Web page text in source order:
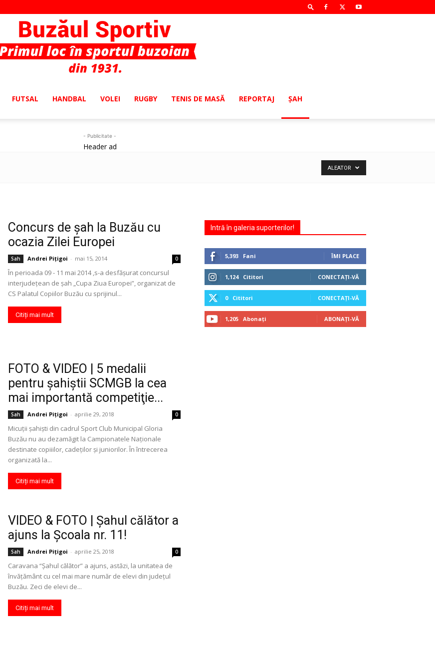
FUTSAL HANDBAL VOLEI RUGBY TENIS DE MASĂ REPORTAJ ŞAH
- Publicitate -
Header ad
ALEATOR
Concurs de șah la Buzău cu
ocazia Zilei Europei
Sah Andrei Pițigoi - mai 15, 2014 0
În perioada 09 - 11 mai 2014 ,s-a desfășurat concursul
interjudețean de șah „Cupa Ziua Europei”, organizat de
CS Palatul Copiilor Buzău cu sprijinul...
Citiți mai mult
FOTO & VIDEO | 5 medalii
pentru şahiştii SCMGB la cea
mai importantă competiţie...
Sah Andrei Pițigoi - aprilie 29, 2018 0
Micuţii şahişti din cadrul Sport Club Municipal Gloria
Buzău nu au dezamăgit la Campionatele Naţionale
destinate copiiilor, cadeţilor şi juniorilor. În întrecerea
organizată la...
Citiți mai mult
VIDEO & FOTO | Şahul călător a
ajuns la Şcoala nr. 11!
Sah Andrei Pițigoi - aprilie 25, 2018 0
Caravana “Şahul călător” a ajuns, astăzi, la unitatea de
învăţământ cu cel mai mare număr de elevi din judeţul
Buzău. Zeci de elevi de...
Citiți mai mult
Intră în galeria suporterilor!
5,393 Fani ÎMI PLACE
1,124 Cititori CONECTAȚI-VĂ
0 Cititori CONECTAȚI-VĂ
1,205 Abonați ABONAȚI-VĂ